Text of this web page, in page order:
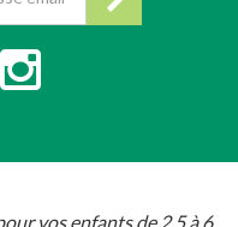
vos enfants de 2,5 à 6